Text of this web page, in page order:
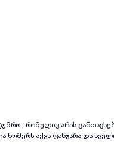
, რომელიც არის